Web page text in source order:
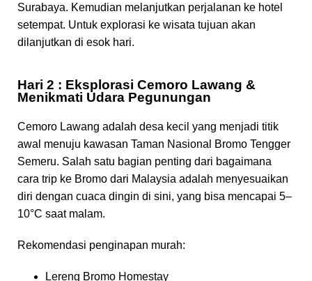
Surabaya. Kemudian melanjutkan perjalanan ke hotel
setempat. Untuk explorasi ke wisata tujuan akan
dilanjutkan di esok hari.
Hari 2 : Eksplorasi Cemoro Lawang &
Menikmati Udara Pegunungan
Cemoro Lawang adalah desa kecil yang menjadi titik
awal menuju kawasan Taman Nasional Bromo Tengger
Semeru. Salah satu bagian penting dari bagaimana
cara trip ke Bromo dari Malaysia adalah menyesuaikan
diri dengan cuaca dingin di sini, yang bisa mencapai 5–
10°C saat malam.
Rekomendasi penginapan murah:
Lereng Bromo Homestay